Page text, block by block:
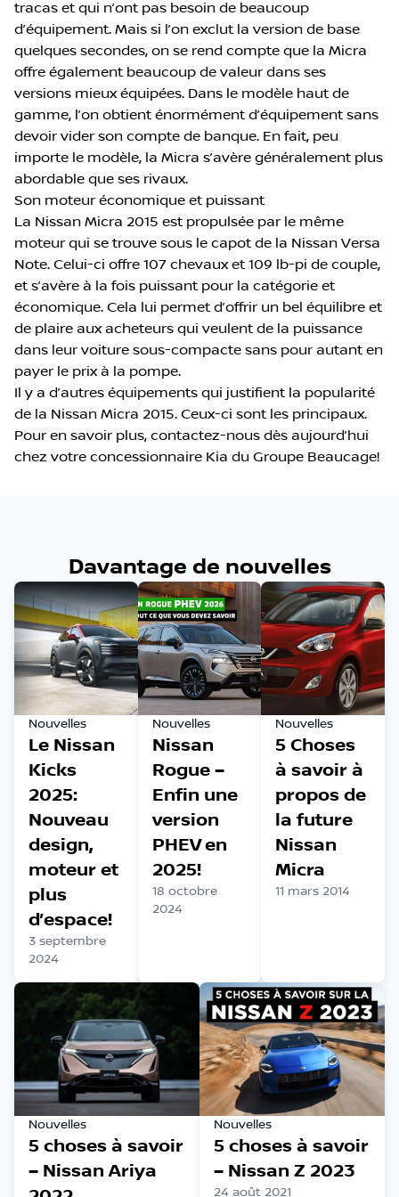
tracas et qui n’ont pas besoin de beaucoup
d’équipement. Mais si l’on exclut la version de base
quelques secondes, on se rend compte que la Micra
offre également beaucoup de valeur dans ses
versions mieux équipées. Dans le modèle haut de
gamme, l’on obtient énormément d’équipement sans
devoir vider son compte de banque. En fait, peu
importe le modèle, la Micra s’avère généralement plus
abordable que ses rivaux.
Son moteur économique et puissant
La Nissan Micra 2015 est propulsée par le même
moteur qui se trouve sous le capot de la Nissan Versa
Note. Celui-ci offre 107 chevaux et 109 lb-pi de couple,
et s’avère à la fois puissant pour la catégorie et
économique. Cela lui permet d’offrir un bel équilibre et
de plaire aux acheteurs qui veulent de la puissance
dans leur voiture sous-compacte sans pour autant en
payer le prix à la pompe.
Il y a d’autres équipements qui justifient la popularité
de la Nissan Micra 2015. Ceux-ci sont les principaux.
Pour en savoir plus, contactez-nous dès aujourd’hui
chez votre concessionnaire Kia du Groupe Beaucage!
Davantage de nouvelles
Nouvelles
Le Nissan
Kicks
2025:
Nouveau
design,
moteur et
plus
d’espace!
3 septembre
2024
Nouvelles
Nissan
Rogue –
Enfin une
version
PHEV en
2025!
18 octobre
2024
Nouvelles
5 Choses
à savoir à
propos de
la future
Nissan
Micra
11 mars 2014
Nouvelles
5 choses à savoir
– Nissan Ariya
Nouvelles
5 choses à savoir
– Nissan Z 2023
24 août 2021